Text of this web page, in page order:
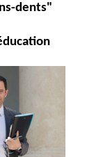
dents"